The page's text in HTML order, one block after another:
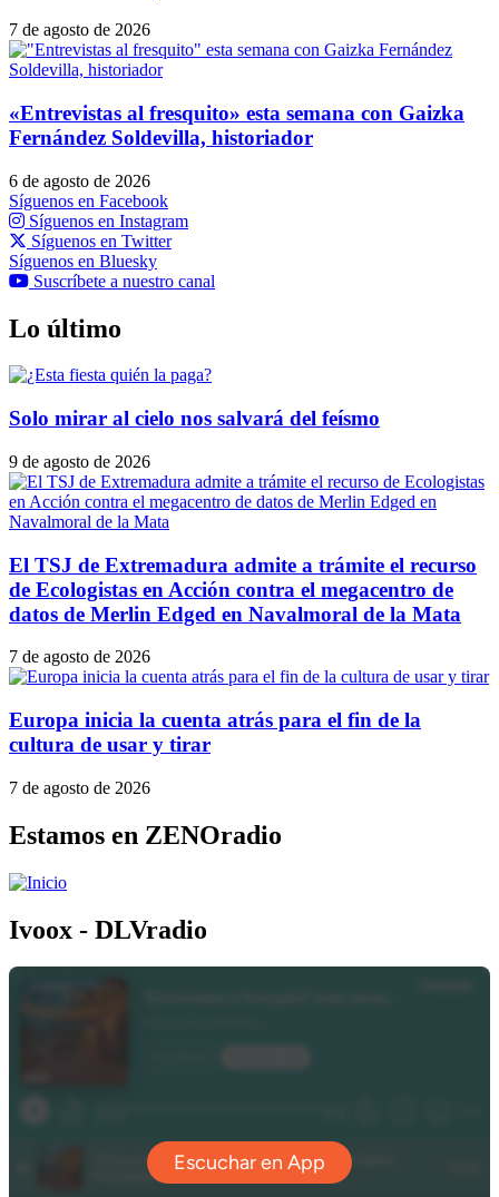
7 de agosto de 2026
«Entrevistas al fresquito» esta semana con Gaizka
Fernández Soldevilla, historiador
6 de agosto de 2026
Síguenos en Facebook
Síguenos en Instagram
Síguenos en Twitter
Síguenos en Bluesky
Suscríbete a nuestro canal
Lo último
Solo mirar al cielo nos salvará del feísmo
9 de agosto de 2026
El TSJ de Extremadura admite a trámite el recurso
de Ecologistas en Acción contra el megacentro de
datos de Merlin Edged en Navalmoral de la Mata
7 de agosto de 2026
Europa inicia la cuenta atrás para el fin de la
cultura de usar y tirar
7 de agosto de 2026
Estamos en ZENOradio
Ivoox - DLVradio